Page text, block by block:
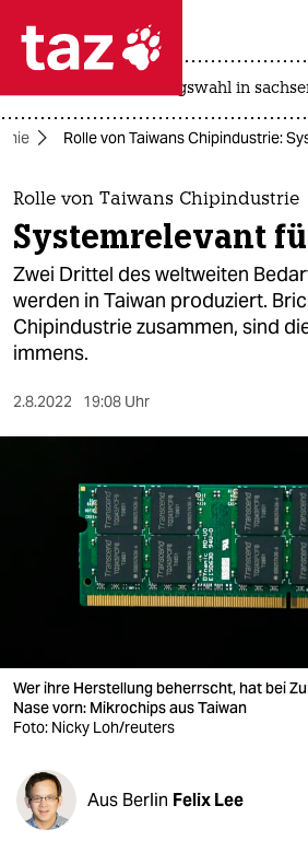
 taz zahl ich
taz zahl ich
themen
politik
öko
gesellschaft
kultur
sport
wahrheit
verlag
veranstaltungen
shop
fragen & hilfe
landtagswahl in
Rolle von Taiwans Chipindustrie:
Rolle von Taiwans Chipindustrie
Systemrelevant
Zwei Drittel des weltweiten
werden in Taiwan produziert.
Chipindustrie zusammen, sind
immens.
2.8.2022 19:08 Uhr
Wer ihre Herstellung beherrscht, hat bei
Nase vorn: Mikrochips aus Taiwan
Foto: Nicky Loh/reuters
Aus Berlin Felix Lee